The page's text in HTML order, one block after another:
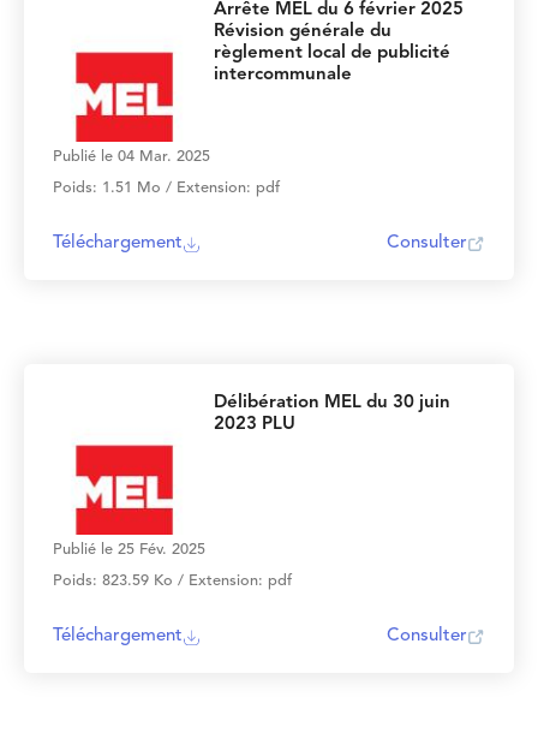
Arrête MEL du 6 février 2025
Révision générale du
règlement local de publicité
intercommunale
Publié le 04 Mar. 2025
Poids: 1.51 Mo / Extension: pdf
Téléchargement Consulter
Délibération MEL du 30 juin
2023 PLU
Publié le 25 Fév. 2025
Poids: 823.59 Ko / Extension: pdf
Téléchargement Consulter